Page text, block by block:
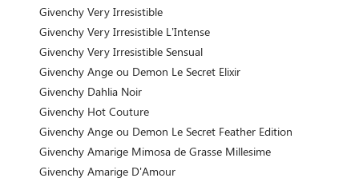
Givenchy Very Irresistible
Givenchy Very Irresistible L’Intense
Givenchy Very Irresistible Sensual
Givenchy Ange ou Demon Le Secret Elixir
Givenchy Dahlia Noir
Givenchy Hot Couture
Givenchy Ange ou Demon Le Secret Feather Edition
Givenchy Amarige Mimosa de Grasse Millesime
Givenchy Amarige D'Amour